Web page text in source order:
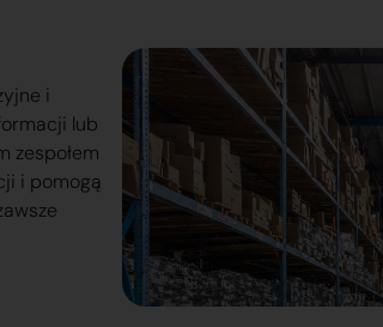
i
lub
zespołem
i pomogą